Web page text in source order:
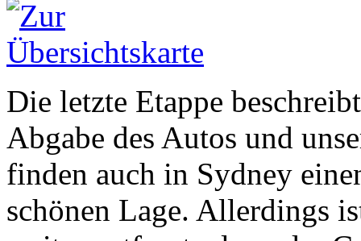
Die letzte Etappe
Abgabe des Autos und
finden auch in Sydney
schönen Lage. Allerdings